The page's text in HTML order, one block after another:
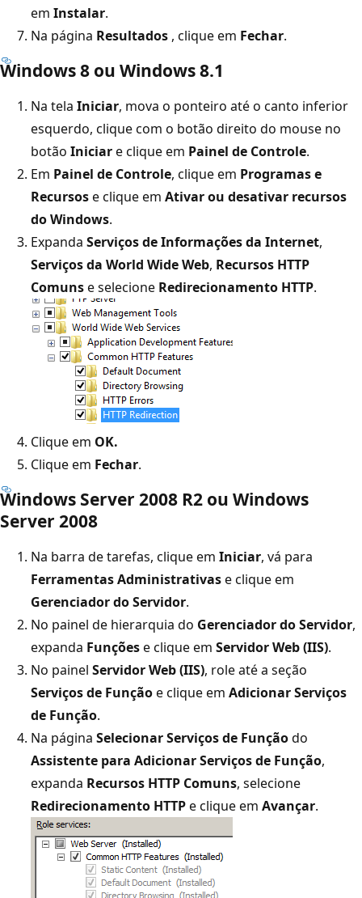
em Instalar.
Na página Resultados , clique em Fechar.
Windows 8 ou Windows 8.1
Na tela Iniciar, mova o ponteiro até o canto inferior
esquerdo, clique com o botão direito do mouse no
botão Iniciare clique em Painel de Controle.
Em Painel de Controle, clique em Programas e
Recursose clique em Ativar ou desativar recursos
do Windows.
Expanda Serviços de Informações da Internet,
Serviços da World Wide Web, Recursos HTTP
Comunse selecione Redirecionamento HTTP.
Clique em OK.
Clique em Fechar.
Windows Server 2008 R2 ou Windows
Server 2008
Na barra de tarefas, clique em Iniciar, vá para
Ferramentas Administrativase clique em
Gerenciador do Servidor.
No painel de hierarquia do Gerenciador do Servidor,
expanda Funçõese clique em Servidor Web (IIS).
No painel Servidor Web (IIS), role até a seção
Serviços de Funçãoe clique em Adicionar Serviços
de Função.
Na página Selecionar Serviços de Funçãodo
Assistente para Adicionar Serviços de Função,
expanda Recursos HTTP Comuns, selecione
Redirecionamento HTTPe clique em Avançar.